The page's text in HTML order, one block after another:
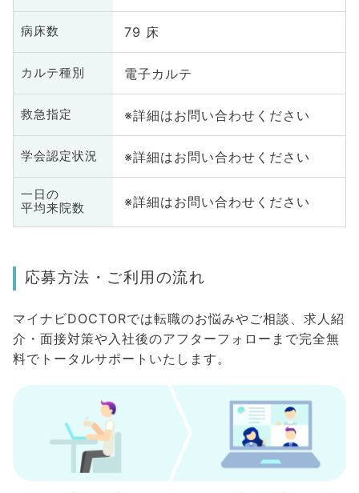
病床数 79 床
カルテ種別 電子カルテ
救急指定 ※詳細はお問い合わせください
学会認定状況 ※詳細はお問い合わせください
一日の
平均来院数
※詳細はお問い合わせください
応募方法・ご利用の流れ
マイナビDOCTORでは転職のお悩みやご相談、求人紹
介・面接対策や入社後のアフターフォローまで完全無
料でトータルサポートいたします。